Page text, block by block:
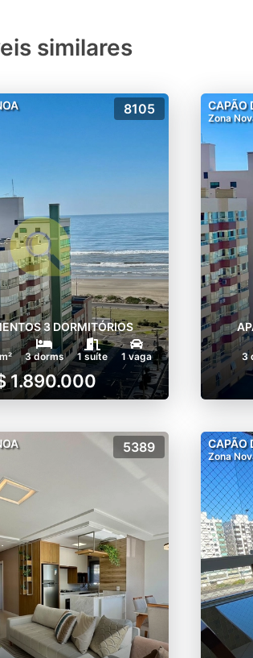
similares
8105
3 DORMITÓRIOS
3 dorms 1 suíte 1 vaga
1.890.000
CAPÃO
Zona
3
5389 CAPÃO
Zona